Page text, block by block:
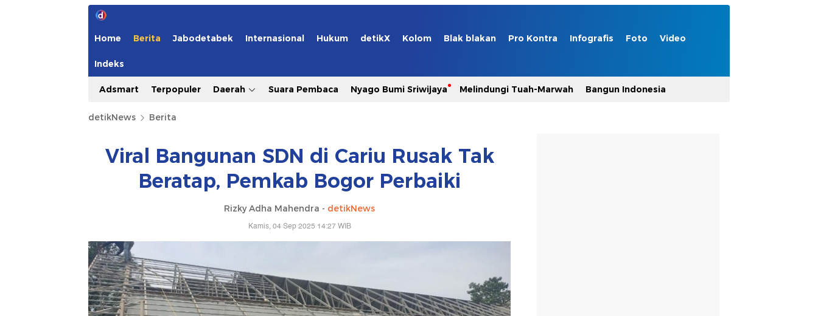
Home Berita Jabodetabek Internasional Hukum detikX Kolom Blak blakan Pro Kontra Infografis Foto Video
Indeks
Adsmart Terpopuler Daerah Suara Pembaca Nyago Bumi Sriwijaya Melindungi Tuah-Marwah Bangun Indonesia
detikNews Berita
Viral Bangunan SDN di Cariu Rusak Tak
Beratap, Pemkab Bogor Perbaiki
Rizky Adha Mahendra - detikNews
Kamis, 04 Sep 2025 14:27 WIB